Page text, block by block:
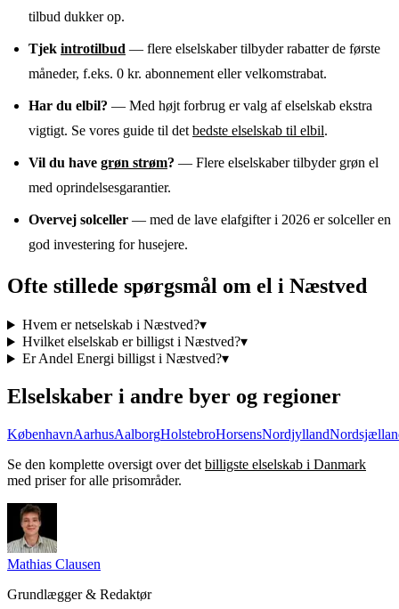
tilbud dukker op.
Tjek introtilbud — flere elselskaber tilbyder rabatter de første
måneder, f.eks. 0 kr. abonnement eller velkomstrabat.
Har du elbil? — Med højt forbrug er valg af elselskab ekstra
vigtigt. Se vores guide til det bedste elselskab til elbil.
Vil du have grøn strøm? — Flere elselskaber tilbyder grøn el
med oprindelsesgarantier.
Overvej solceller — med de lave elafgifter i 2026 er solceller en
god investering for husejere.
Ofte stillede spørgsmål om el i Næstved
Hvem er netselskab i Næstved?▾
Hvilket elselskab er billigst i Næstved?▾
Er Andel Energi billigst i Næstved?▾
Elselskaber i andre byer og regioner
KøbenhavnAarhusAalborgHolstebroHorsensNordjylland
Se den komplette oversigt over det billigste elselskab i Danmark
med priser for alle prisområder.
Mathias Clausen
Grundlægger & Redaktør